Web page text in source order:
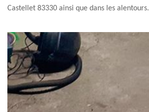
Castellet 83330 ainsi que dans les alentours.